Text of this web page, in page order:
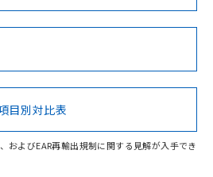
Cd Cr(VI)
No No
製品の規格認証/適合状況ページへ
ちらのページからご検索ください
目別対比表
およびEAR再輸出規制に関する見解が入手でき